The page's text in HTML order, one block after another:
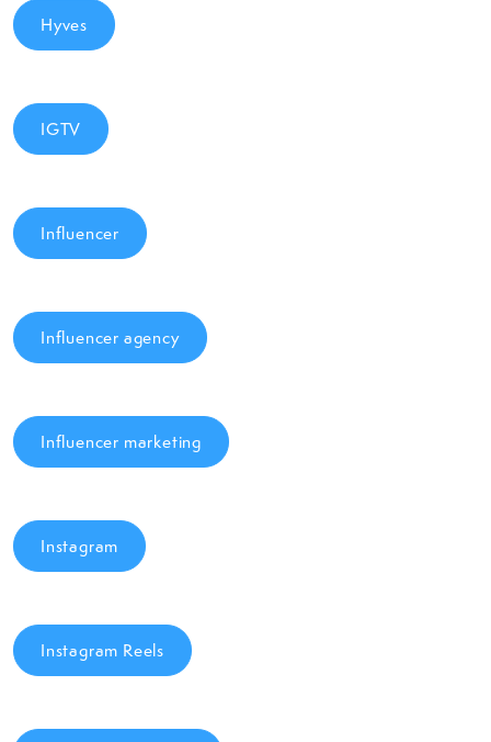
Hyves
IGTV
Influencer
Influencer agency
Influencer marketing
Instagram
Instagram Reels